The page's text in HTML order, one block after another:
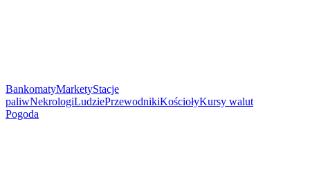
BankomatyMarketyStacje
paliwNekrologiLudziePrzewodnikiKościołyKursy walut
Pogoda